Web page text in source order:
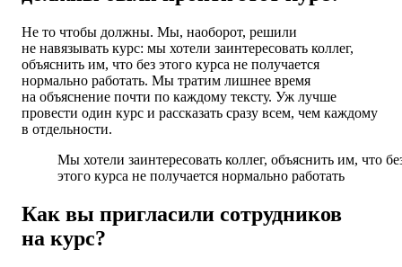
Не то чтобы должны. Мы, наоборот, решили
не навязывать курс: мы хотели заинтересовать коллег,
объяснить им, что без этого курса не получается
нормально работать. Мы тратим лишнее время
на объяснение почти по каждому тексту. Уж лучше
провести один курс и рассказать сразу всем, чем каждому
в отдельности.
Мы хотели заинтересовать коллег, объяснить им, что
этого курса не получается нормально работать
Как вы пригласили сотрудников
на курс?